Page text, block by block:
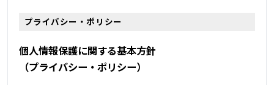
プライバシー・ポリシー
個人情報保護に関する基本方針
（プライバシー・ポリシー）